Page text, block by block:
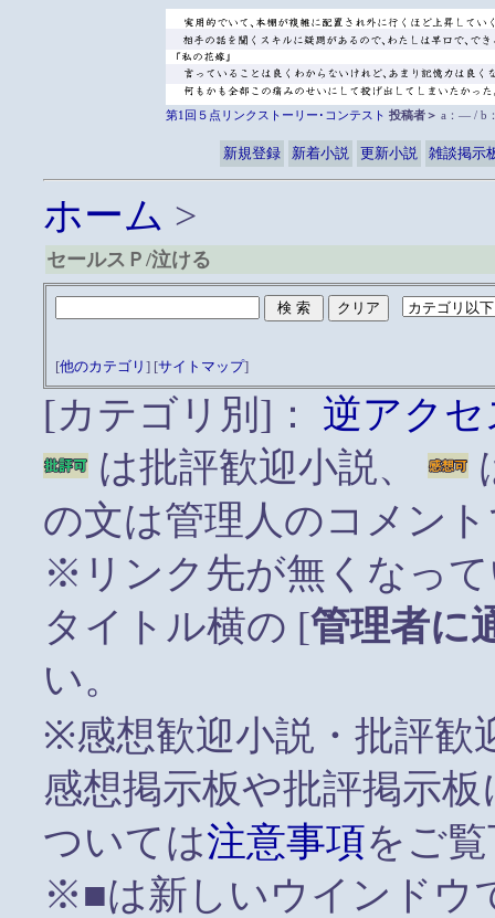
第1回５点リンクストーリー･コンテスト 投稿者＞ a：― / b
新規登録 新着小説 更新小説 雑談掲示
ホーム >
セールスＰ/泣ける
[他のカテゴリ] [サイトマップ]
[カテゴリ別]： 逆アク
は批評歓迎小説、
の文は管理人のコメン
※リンク先が無くなっ
タイトル横の [管理者に
い。
※感想歓迎小説・批評歓
感想掲示板や批評掲示
ついては注意事項をご
※■は新しいウインドウ